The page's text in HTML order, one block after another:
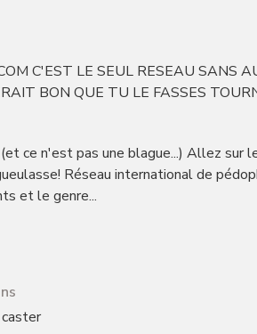
C'EST LE SEUL RESEAU SANS
BON QUE TU LE FASSES
ce n'est pas une blague...) Allez
Réseau international de
et le genre...